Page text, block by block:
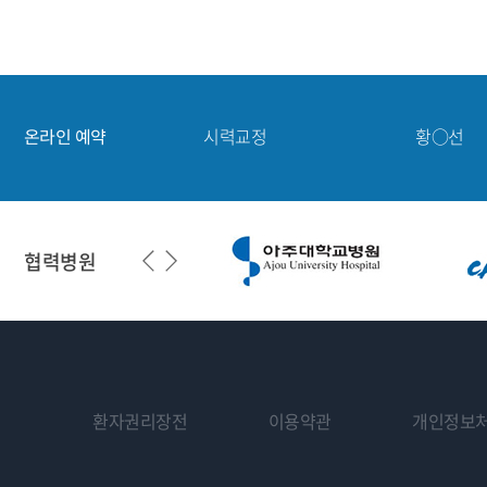
온라인 예약
시력교정
황○선
망막·녹내장
강○민
협력병원
환자권리장전 이용약관 개인정보